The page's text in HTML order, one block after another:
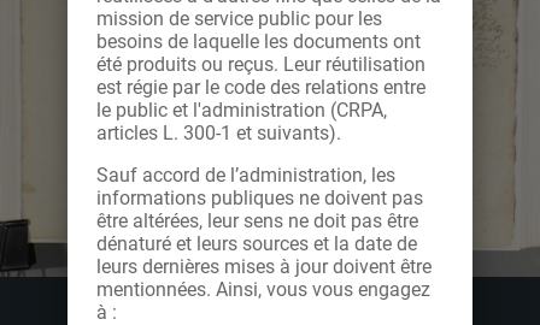
mission de service public pour les
besoins de laquelle les documents ont
été produits ou reçus. Leur réutilisation
est régie par le code des relations entre
le public et l'administration (CRPA,
articles L. 300-1 et suivants).
Sauf accord de l’administration, les
informations publiques ne doivent pas
être altérées, leur sens ne doit pas être
dénaturé et leurs sources et la date de
leurs dernières mises à jour doivent être
mentionnées. Ainsi, vous vous engagez
à :